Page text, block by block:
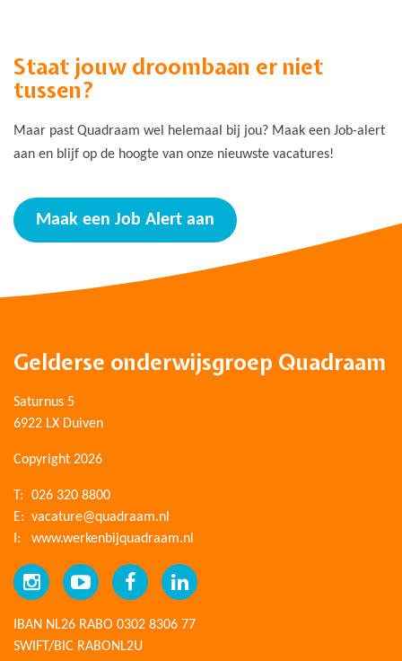
Staat jouw droombaan er niet
tussen?
Maar past Quadraam wel helemaal bij jou? Maak een Job-alert
aan en blijf op de hoogte van onze nieuwste vacatures!
Maak een Job Alert aan
Gelderse onderwijsgroep Quadraam
Saturnus 5
6922 LX Duiven
Copyright 2026
T:
026 320 8800
E: vacature@quadraam.nl
I:
www.werkenbijquadraam.nl
IBAN NL26 RABO 0302 8306 77
SWIFT/BIC RABONL2U